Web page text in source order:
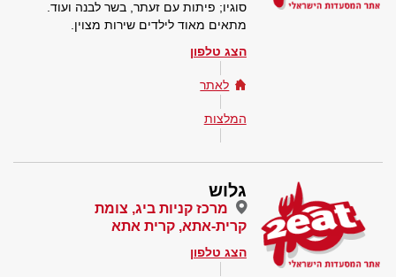
סוגיו; פיתות עם זעתר, בשר לבנה ועוד.
מתאים מאוד לילדים שירות מצוין.
הצג טלפון
לאתר
המלצות
גלוש
מרכז קניות ביג, צומת
קרית-אתא, קרית אתא
הצג טלפון